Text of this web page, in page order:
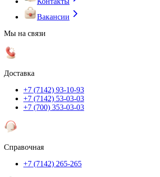
Вакансии
Мы на связи
Доставка
+7 (7142) 93-10-93
+7 (7142) 53-03-03
+7 (700) 353-03-03
Справочная
+7 (7142) 265-265